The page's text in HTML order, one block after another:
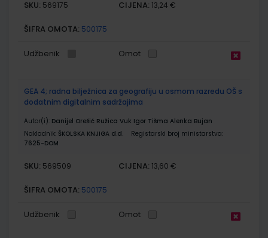
SKU: 569175 CIJENA: 13,24 €
ŠIFRA OMOTA: 500175
Udžbenik Omot
GEA 4; radna bilježnica za geografiju u osmom razredu OŠ s
dodatnim digitalnim sadržajima
Autor(i): Danijel Orešić Ružica Vuk Igor Tišma Alenka Bujan
Nakladnik: ŠKOLSKA KNJIGA d.d.
Registarski broj ministarstva:
7625-DOM
SKU: 569509 CIJENA: 13,60 €
ŠIFRA OMOTA: 500175
Udžbenik Omot